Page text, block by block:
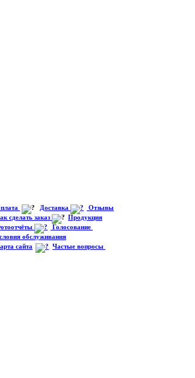
Доставка
Отзывы
сделать заказ
Продукция
Голосование
обслуживания
сайта
Частые вопросы